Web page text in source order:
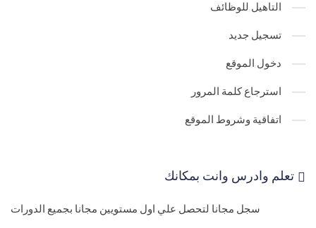
التاهيل للوظائف
تسجيل جديد
دخول الموقع
استرجاع كلمة المرور
اتفاقية وشروط الموقع
تعلم وادرس وانت بمكانك
سجل مجانا لتحصل علي اول مستويين مجانا بجميع الدورات